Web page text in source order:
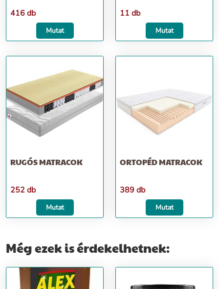
416 db
Mutat
11 db
Mutat
RUGÓS MATRACOK
252 db
Mutat
ORTOPÉD MATRACOK
389 db
Mutat
Még ezek is érdekelhetnek: